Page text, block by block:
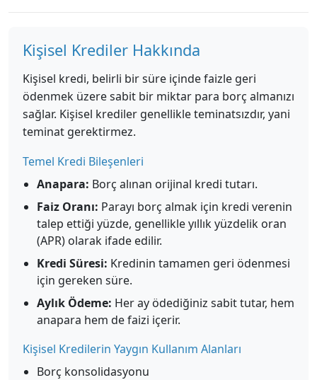
Kişisel Krediler Hakkında
Kişisel kredi, belirli bir süre içinde faizle geri
ödenmek üzere sabit bir miktar para borç almanızı
sağlar. Kişisel krediler genellikle teminatsızdır, yani
teminat gerektirmez.
Temel Kredi Bileşenleri
Anapara: Borç alınan orijinal kredi tutarı.
Faiz Oranı: Parayı borç almak için kredi verenin
talep ettiği yüzde, genellikle yıllık yüzdelik oran
(APR) olarak ifade edilir.
Kredi Süresi: Kredinin tamamen geri ödenmesi
için gereken süre.
Aylık Ödeme: Her ay ödediğiniz sabit tutar, hem
anapara hem de faizi içerir.
Kişisel Kredilerin Yaygın Kullanım Alanları
Borç konsolidasyonu